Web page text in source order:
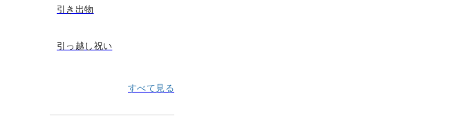
引き出物
引っ越し祝い
すべて見る